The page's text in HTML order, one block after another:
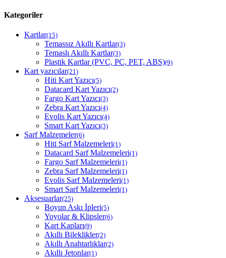
Kategoriler
Kartlar(15)
Temassız Akıllı Kartlar(3)
Temaslı Akıllı Kartlar(3)
Plastik Kartlar (PVC, PC, PET, ABS)(9)
Kart yazıcılar(21)
Hiti Kart Yazıcı(5)
Datacard Kart Yazıcı(2)
Fargo Kart Yazıcı(3)
Zebra Kart Yazıcı(4)
Evolis Kart Yazıcı(4)
Smart Kart Yazıcı(3)
Sarf Malzemeler(6)
Hiti Sarf Malzemeleri(1)
Datacard Sarf Malzemeleri(1)
Fargo Sarf Malzemeleri(1)
Zebra Sarf Malzemeleri(1)
Evolis Sarf Malzemeleri(1)
Smart Sarf Malzemeleri(1)
Aksesuarlar(25)
Boyun Askı İpleri(5)
Yoyolar & Klipsler(6)
Kart Kapları(9)
Akıllı Bileklikler(2)
Akıllı Anahtarlıklar(2)
Akıllı Jetonlar(1)